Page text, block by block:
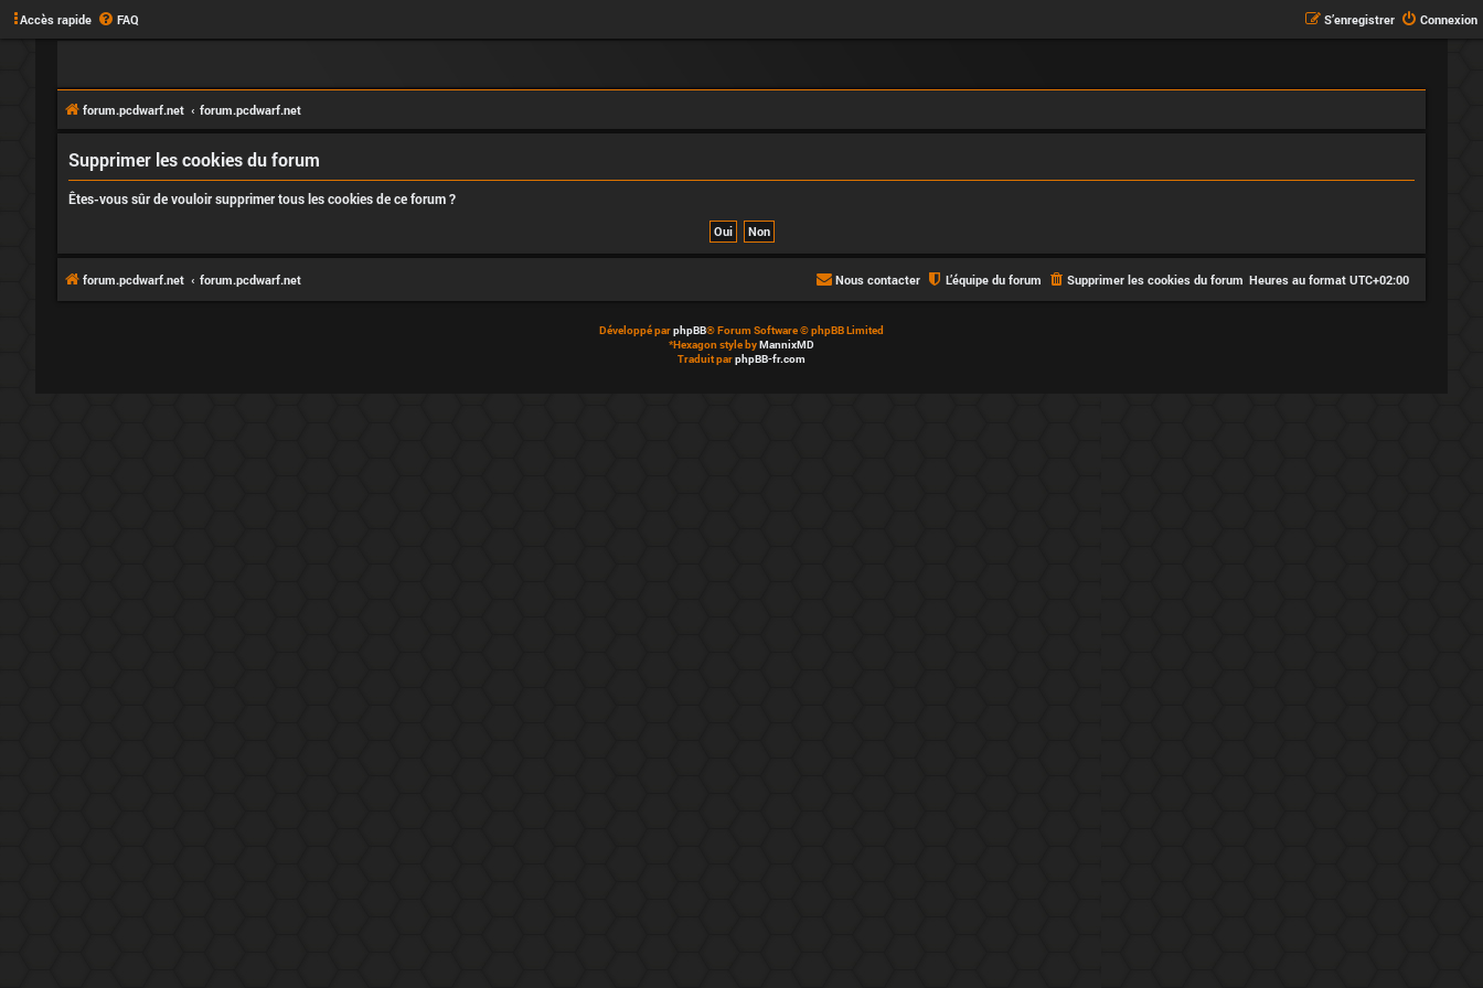
Accès rapide FAQ Connexion
S’enregistrer
forum.pcdwarf.net forum.pcdwarf.net
Supprimer les cookies du forum
Êtes-vous sûr de vouloir supprimer tous les cookies de ce forum ?
forum.pcdwarf.net forum.pcdwarf.net Heures au format UTC+02:00
Supprimer les cookies du forum
L’équipe du forum
Nous contacter
Développé parphpBB® Forum Software © phpBB Limited
*Hexagon style byMannixMD
Traduit parphpBB-fr.com